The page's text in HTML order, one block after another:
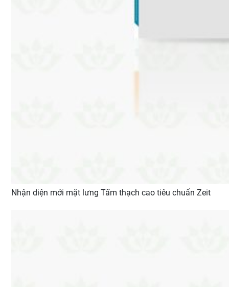
Nhận diện mới mặt lưng Tấm thạch cao tiêu chuẩn Zeit